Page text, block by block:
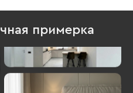
примерка